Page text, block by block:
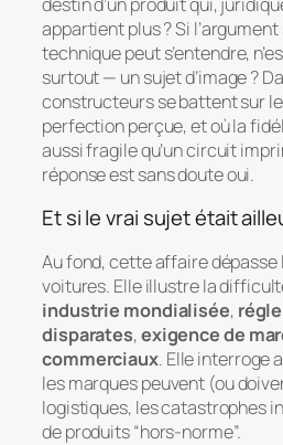
appartient plus ? Si
technique peut s’entendre,
surtout — un sujet d’image ?
constructeurs se battent sur
perfection perçue, et où la
aussi fragile qu’un circuit
réponse est sans doute oui.
Et si le vrai sujet était
Au fond, cette affaire dépasse
voitures. Elle illustre la
industrie mondialisée,
disparates,exigence de
commerciaux. Elle interroge
les marques peuvent (ou
logistiques, les catastrophes
de produits “hors-norme”.